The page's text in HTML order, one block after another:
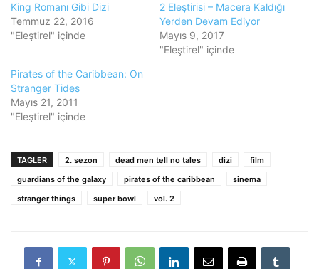
King Romanı Gibi Dizi
Temmuz 22, 2016
"Eleştirel" içinde
2 Eleştirisi – Macera Kaldığı
Yerden Devam Ediyor
Mayıs 9, 2017
"Eleştirel" içinde
Pirates of the Caribbean: On
Stranger Tides
Mayıs 21, 2011
"Eleştirel" içinde
TAGLER 2. sezon dead men tell no tales dizi
film
guardians of the galaxy
pirates of the caribbean
sinema
stranger things
super bowl vol. 2